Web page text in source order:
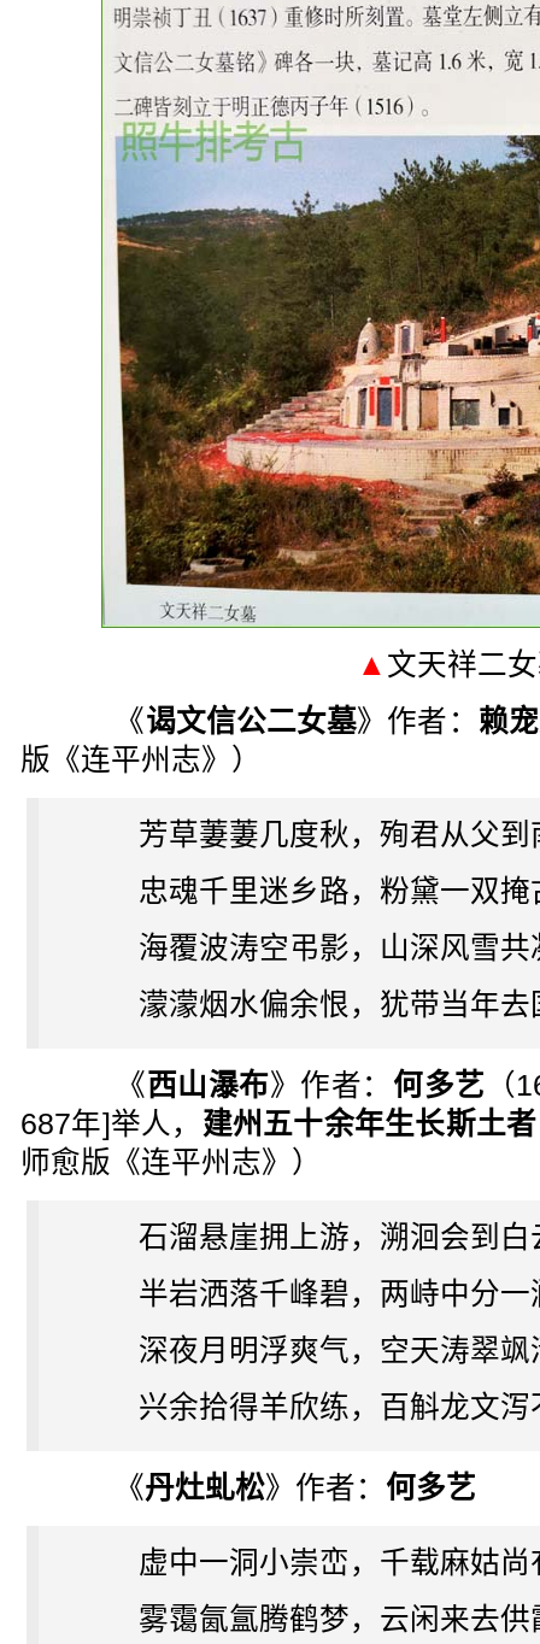
▲ 文天祥二
《谒文信公二女墓》作者： 赖
版《连平州志》）
芳草萋萋几度秋，殉君从父到
忠魂千里迷乡路，粉黛一双掩
海覆波涛空弔影，山深风雪共
濛濛烟水偏余恨，犹带当年去
《西山瀑布》作者： 何多艺 （
687年]举人， 建州五十余年生长斯土
师愈版《连平州志》）
石溜悬崖拥上游，溯洄会到白
半岩洒落千峰碧，两峙中分一
深夜月明浮爽气，空天涛翠飒
兴余拾得羊欣练，百斛龙文泻
《丹灶虬松》作者： 何多艺
虚中一洞小崇峦，千载麻姑尚
雾霭氤氲腾鹤梦，云闲来去供